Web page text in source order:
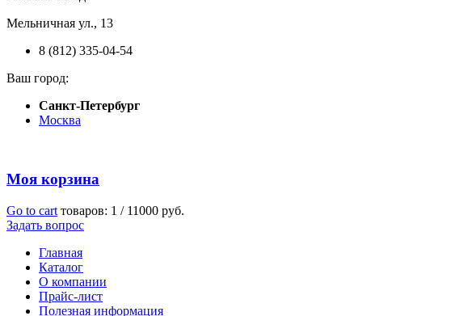
Мельничная ул., 13
8 (812) 335-04-54
Ваш город:
Санкт-Петербург
Москва
Моя корзина
Go to cart товаров: 1 / 11000 руб.
Задать вопрос
Главная
Каталог
О компании
Прайс-лист
Полезная информация